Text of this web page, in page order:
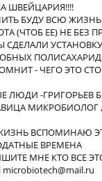
ШВЕЙЦАРИЯ!!!!
БУДУ ВСЮ
(ЧТОБ ЕЕ) НЕ БЕЗ
СДЕЛАЛИ
- ЧЕГО ЭТО
ЛЮДИ -ГРИГОРЬЕВ
МИКРОБИОЛОГ
ВСПОМИНАЮ
ВРЕМЕНА
МНЕ КТО ВСЕ
microbiotech@mail.ru